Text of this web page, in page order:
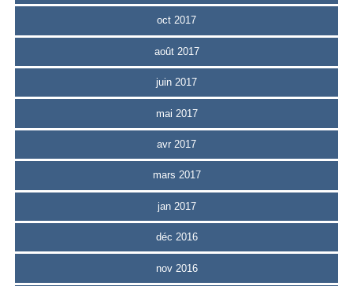
oct 2017
août 2017
juin 2017
mai 2017
avr 2017
mars 2017
jan 2017
déc 2016
nov 2016